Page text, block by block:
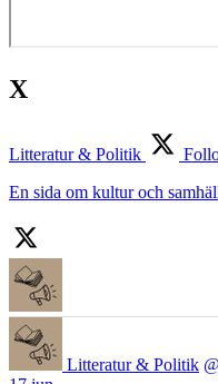
X
Litteratur & Politik
En sida om kultur och
Litteratur & Politik